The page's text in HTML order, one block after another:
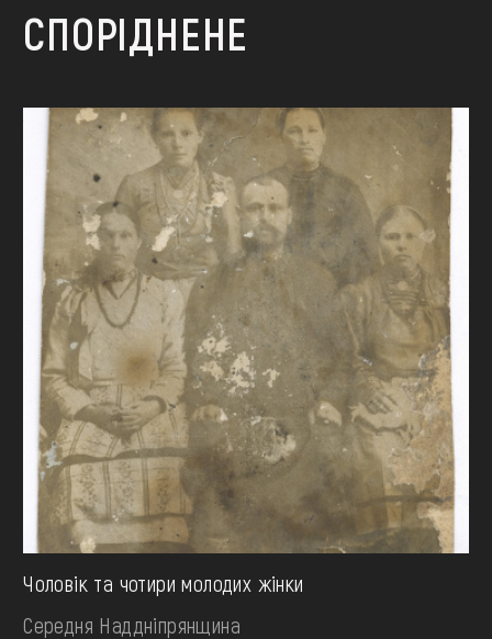
СПОРІДНЕНЕ
Чоловік та чотири молодих жінки
Середня Наддніпрянщина